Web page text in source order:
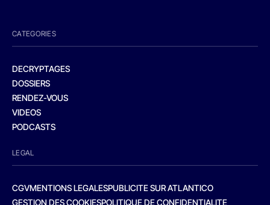
CATEGORIES
DECRYPTAGES
DOSSIERS
RENDEZ-VOUS
VIDEOS
PODCASTS
LEGAL
CGVMENTIONS LEGALESPUBLICITE SUR ATLANTICO
GESTION DES COOKIESPOLITIQUE DE CONFIDENTIALITE